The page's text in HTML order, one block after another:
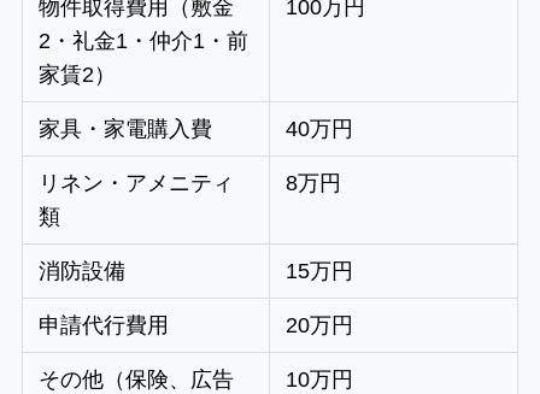
物件取得費用（敷金
2・礼金1・仲介1・前
家賃2）
100万円
家具・家電購入費 40万円
リネン・アメニティ
類
8万円
消防設備 15万円
申請代行費用 20万円
その他（保険、広告 10万円